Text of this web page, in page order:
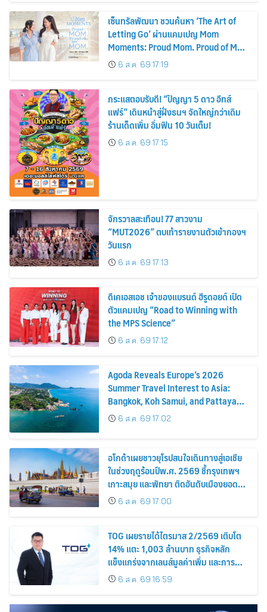
เซ็นทรัลพัฒนา ชวนค้นหา ‘The Art of
Letting Go’ ผ่านแคมเปญ Mom
Moments: Proud Mom. Proud of My
Mom.6 ส.ค. 69 17:19
กระแสตอบรับดี! “ปัญญา 5 ดาว อีทส์
แฟร์” เดินหน้าสู่ฝั่งธนฯ จัดใหญ่กว่าเดิม
ร้านเด็ดเพิ่ม อิ่มฟิน 10 วันเต็ม!
6 ส.ค. 69 17:15
จักรวาลสะเทือน! 77 สาวงาม
“MUT2026” ตบเท้ารายงานตัวเข้ากองฯ
วันแรก
6 ส.ค. 69 17:13
ดีเคเอสเอช เจ้าของแบรนด์ ฮีรูดอยด์ เปิด
ตัวแคมเปญ “Road to Winning with
the MPS Science”
6 ส.ค. 69 17:12
Agoda Reveals Europe’s 2026
Summer Travel Interest to Asia:
Bangkok, Koh Samui, and Pattaya
Among the Top Cities
6 ส.ค. 69 17:02
อโกด้าเผยชาวยุโรปสนใจเดินทางสู่เอเชีย
ในช่วงฤดูร้อนปีพ.ศ. 2569 ชี้กรุงเทพฯ
เกาะสมุย และพัทยา ติดอันดับเมืองยอด
นิยม6 ส.ค. 69 17:00
TOG เผยรายได้ไตรมาส 2/2569 เติบโต
14% แตะ 1,003 ล้านบาท ธุรกิจหลัก
แข็งแกร่งจากเลนส์มูลค่าเพิ่ม และการ
ขยายตลาดต่างประเทศ พร้อมเดินหน้า
ลงทุนเพื่อการเติบโตระยะยาว
6 ส.ค. 69 16:59